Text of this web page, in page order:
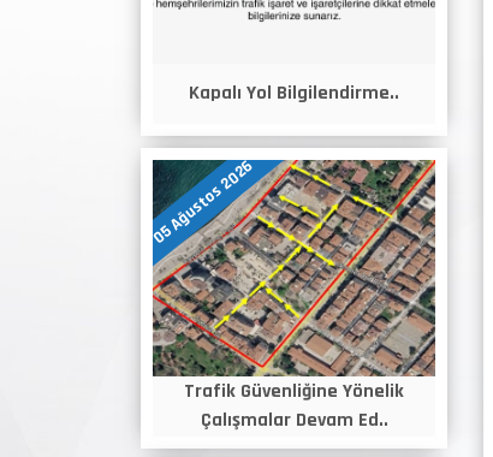
Kapalı Yol Bilgilendirme..
05 Ağustos 2026
Trafik Güvenliğine Yönelik
Çalışmalar Devam Ed..